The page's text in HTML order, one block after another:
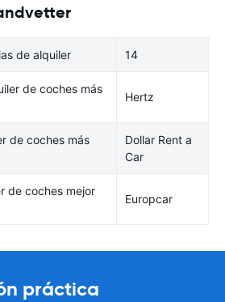
de alquiler 14
de coches más
Hertz
de coches más
Dollar Rent a
Car
de coches mejor
Europcar
práctica